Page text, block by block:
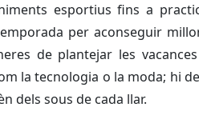
esportius fins a
per aconseguir
de plantejar les
la tecnologia o la moda; hi
dels sous de cada llar.